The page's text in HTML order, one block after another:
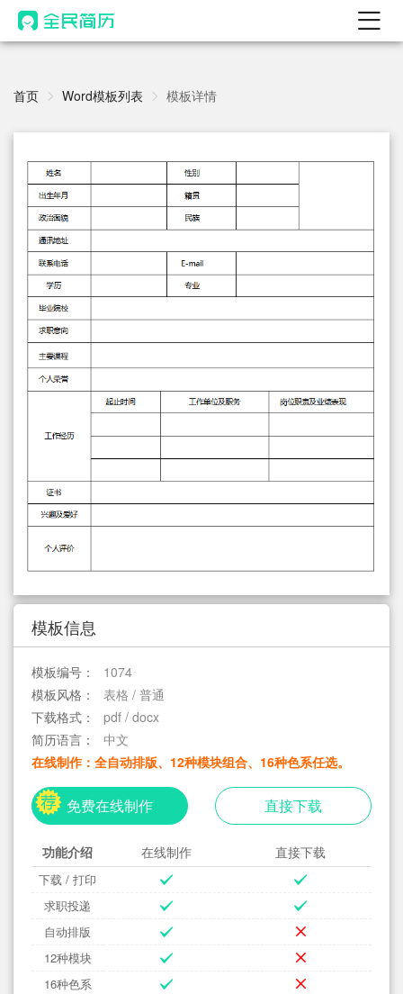
AI 简历工具 热门
AI 生成简历
AI 优化简历
AI 翻译简历
AI 诊断简历
AI 模拟面试
面试自我介绍
AI 职场工具 New
简历模板
登录 / 注册
首页 Word模板列表 模板详情
模板信息
模板编号：
1074
模板风格：
表格 / 普通
下载格式：
pdf / docx
简历语言：
中文
在线制作：全自动排版、12种模块组合、16种色系任选。
免费在线制作 直接下载
功能介绍 在线制作 直接下载
下载 / 打印
求职投递
自动排版
12种模块
16种色系